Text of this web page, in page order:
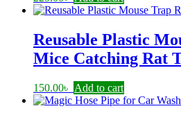
Reusable Plastic
Mice Catching Rat
150.00৳ Add to cart